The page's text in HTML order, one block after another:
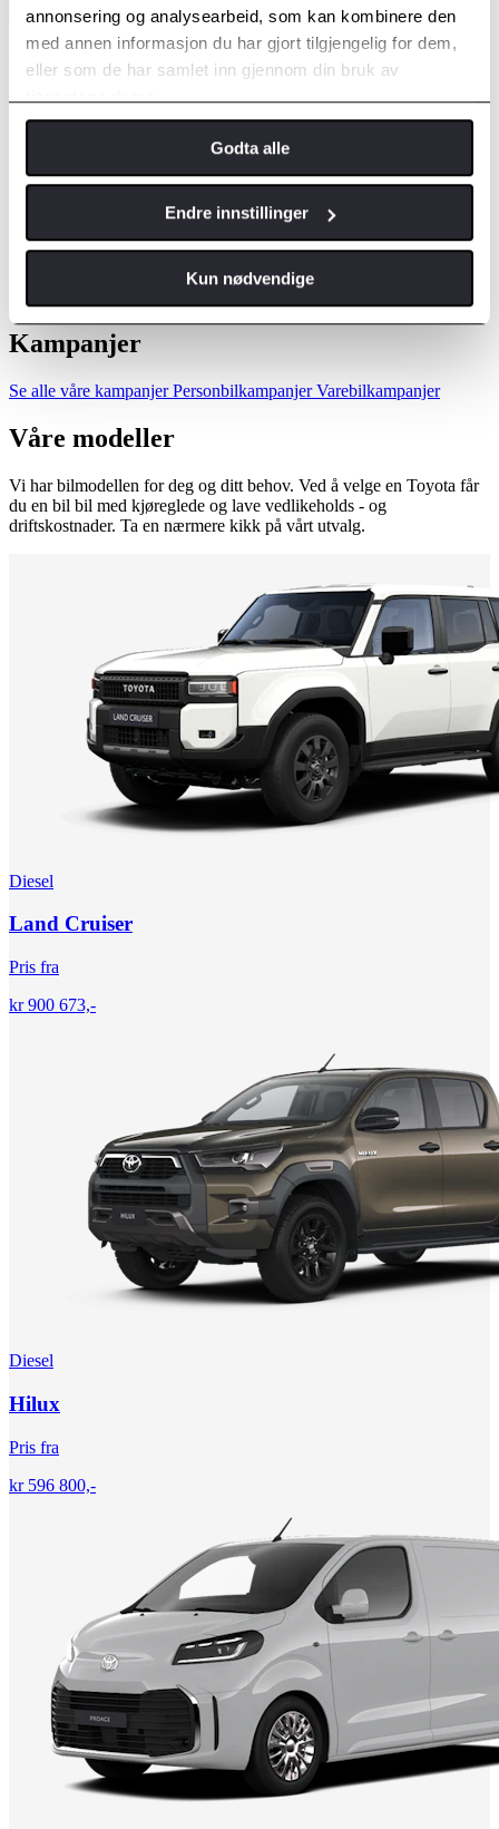
annonsering og analysearbeid, som kan kombinere den
med annen informasjon du har gjort tilgjengelig for dem,
eller som de har samlet inn gjennom din bruk av
Godta alle
Endre innstillinger
Kun nødvendige
Svartbekkvn. 31
2411 Elverum
post@elverum.toyota.no
Telefonnummer
Kampanjer
Se alle våre kampanjerPersonbilkampanjerVarebilkampanjer
Våre modeller
Vi har bilmodellen for deg og ditt behov. Ved å velge en Toyota får
du en bil bil med kjøreglede og lave vedlikeholds - og
driftskostnader. Ta en nærmere kikk på vårt utvalg.
Diesel
Land Cruiser
Pris fra
kr 900 673,-
Diesel
Hilux
Pris fra
kr 596 800,-